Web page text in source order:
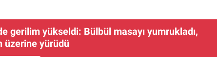
gerilim yükseldi: Bülbül masayı yumrukladı,
üzerine yürüdü